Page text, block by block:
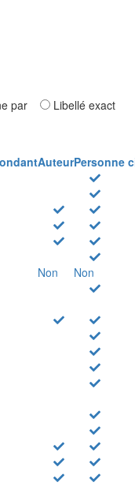
par Libellé exact
AuteurPersonne
Non Non